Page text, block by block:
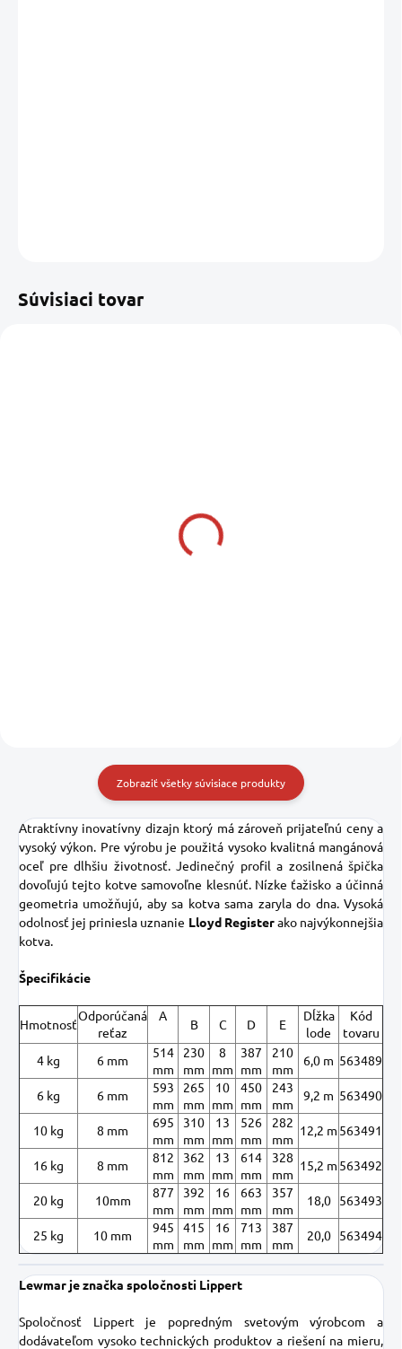
Súvisiaci tovar
Zobraziť všetky súvisiace produkty
Atraktívny inovatívny dizajn ktorý má zároveň prijateľnú ceny a
vysoký výkon. Pre výrobu je použitá vysoko kvalitná mangánová
oceľ pre dlhšiu životnosť. Jedinečný profil a zosilnená špička
dovoľujú tejto kotve samovoľne klesnúť. Nízke ťažisko a účinná
geometria umožňujú, aby sa kotva sama zaryla do dna. Vysoká
odolnosť jej priniesla uznanie Lloyd Registerako najvýkonnejšia
kotva.
Špecifikácie
Hmotnosť
Odporúčaná
reťaz
A
B C D E
Dĺžka
lode
Kód
tovaru
4 kg
6 mm
514
mm
230
mm
8
mm
387
mm
210
mm
6,0 m 563489
6 kg 6 mm
593
mm
265
mm
10
mm
450
mm
243
mm
9,2 m 563490
10 kg 8 mm
695
mm
310
mm
13
mm
526
mm
282
mm
12,2 m 563491
16 kg 8 mm
812
mm
362
mm
13
mm
614
mm
328
mm
15,2 m 563492
20 kg 10mm
877
mm
392
mm
16
mm
663
mm
357
mm
18,0 563493
25 kg 10 mm
945
mm
415
mm
16
mm
713
mm
387
mm
20,0 563494
Lewmar je značka spoločnosti Lippert
Spoločnosť Lippert je popredným svetovým výrobcom a
dodávateľom vysoko technických produktov a riešení na mieru,